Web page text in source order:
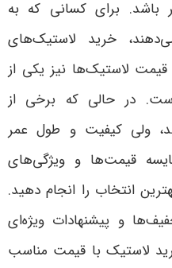
باشد. برای کسانی که به
خرید لاستیک‌های
قیمت لاستیک‌ها نیز یکی از
در حالی که برخی از
ولی کیفیت و طول عمر
قیمت‌ها و ویژگی‌های
انتخاب را انجام دهید.
و پیشنهادات ویژه‌ای
لاستیک با قیمت مناسب